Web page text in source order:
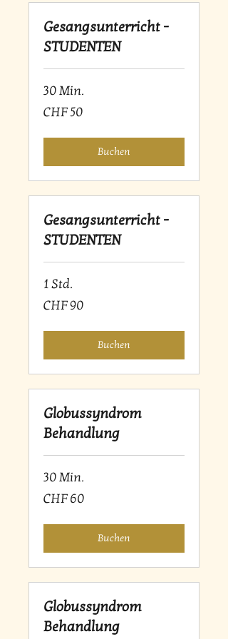
Gesangsunterricht -
STUDENTEN
30 Min.
50
Schweizer
CHF 50
Buchen
Gesangsunterricht -
STUDENTEN
1 Std.
90
Schweizer
CHF 90
Buchen
Globussyndrom
Behandlung
30 Min.
60
Schweizer
CHF 60
Buchen
Globussyndrom
Behandlung